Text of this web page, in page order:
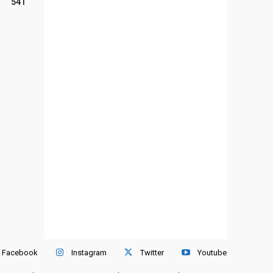
Facebook Instagram Twitter Youtube